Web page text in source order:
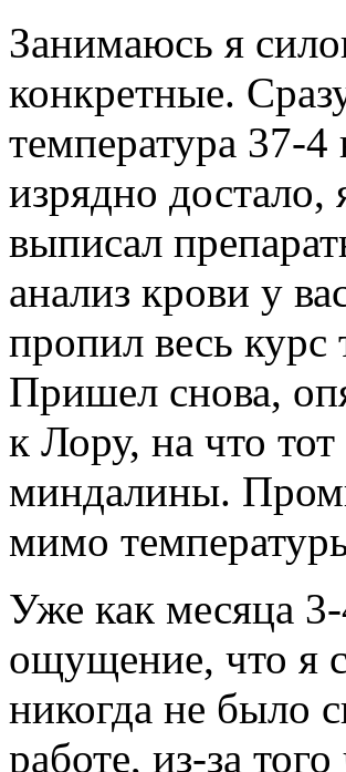
Занимаюсь я
конкретные.
температура 37-
изрядно
выписал
анализ крови у
пропил весь курс
Пришел снова,
к Лору, на что
миндалины.
мимо
Уже как месяца
ощущение, что я
никогда не было
работе, из-за